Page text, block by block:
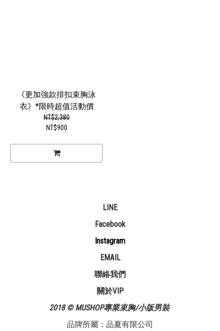
《更加強款排扣束胸泳
衣》*限時超值活動價
NT$2,380
NT$900
LINE
Facebook
Instagram
EMAIL
聯絡我們
關於VIP
2018 © MUSHOP專業束胸/小版男裝
品牌所屬：品夏有限公司